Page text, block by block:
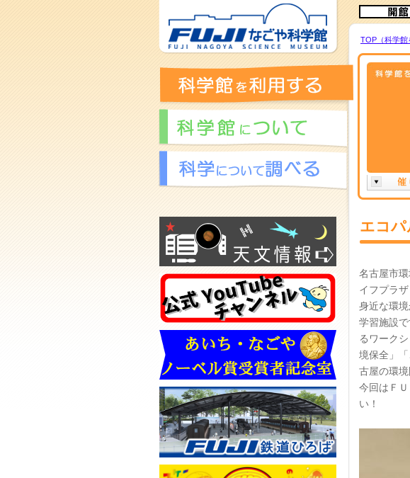
TOP（科学館
エコ
名古屋市
イフプラ
身近な環
学習施設
るワーク
境保全」
古屋の環境
今回はＦ
い！